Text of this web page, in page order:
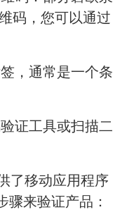
码，您可以通过
，通常是一个条
证工具或扫描二
了移动应用程序
骤来验证产品：